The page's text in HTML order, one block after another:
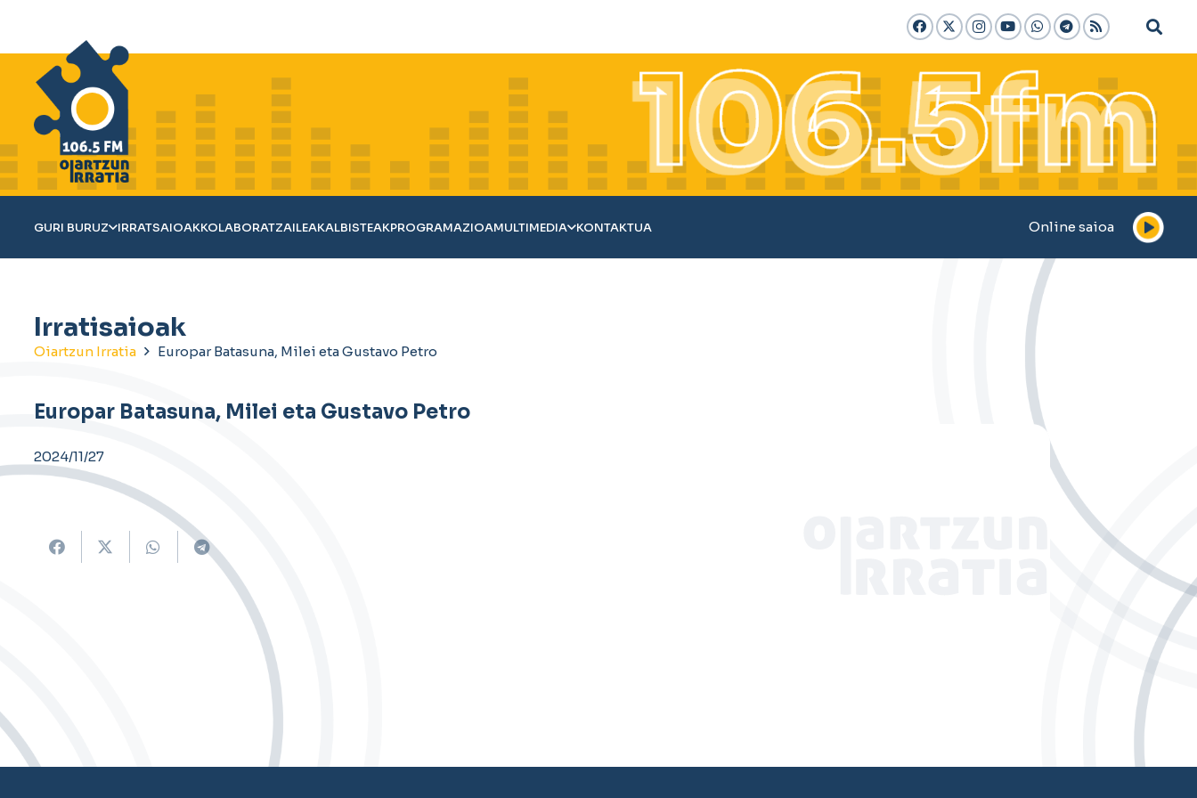
GURI BURUZ IRRATSAIOAKKOLABORATZAILEAKALBISTEAKPROGRAMAZIOAMULTIMEDIA KONTAKTUA Online saioa
Irratisaioak
Oiartzun Irratia Europar Batasuna, Milei eta Gustavo Petro
Europar Batasuna, Milei eta Gustavo Petro
2024/11/27